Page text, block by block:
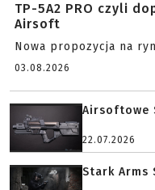
TP-5A2 PRO czyli
Airsoft
Nowa propozycja na
03.08.2026
Airsoftowe
22.07.2026
Stark Arms